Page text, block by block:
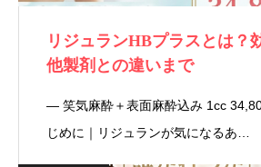
リジュランHBプラスとは？
他製剤との違いまで
― 笑気麻酔＋表面麻酔込み 1cc
じめに｜リジュランが気になるあ…